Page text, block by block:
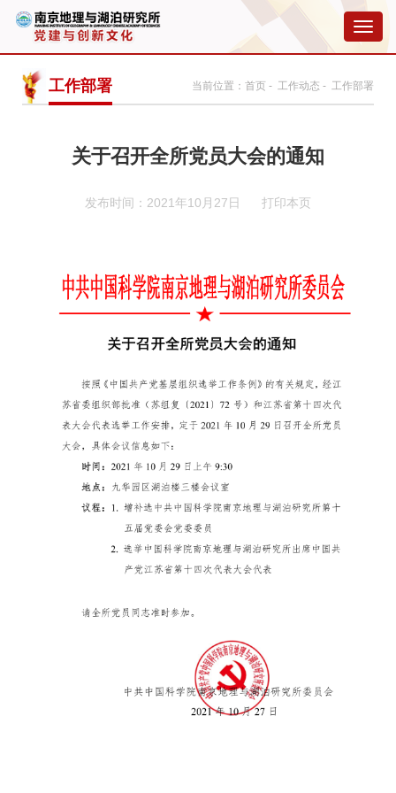
切
换
航
工作部署 当前位置： 首页 - 工作动态 - 工作部署
关于召开全所党员大会的通知
发布时间：2021年10月27日 打印本页